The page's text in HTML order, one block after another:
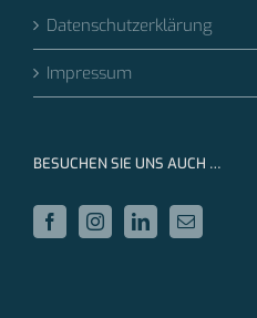
Datenschutzerklärung
Impressum
BESUCHEN SIE UNS AUCH …